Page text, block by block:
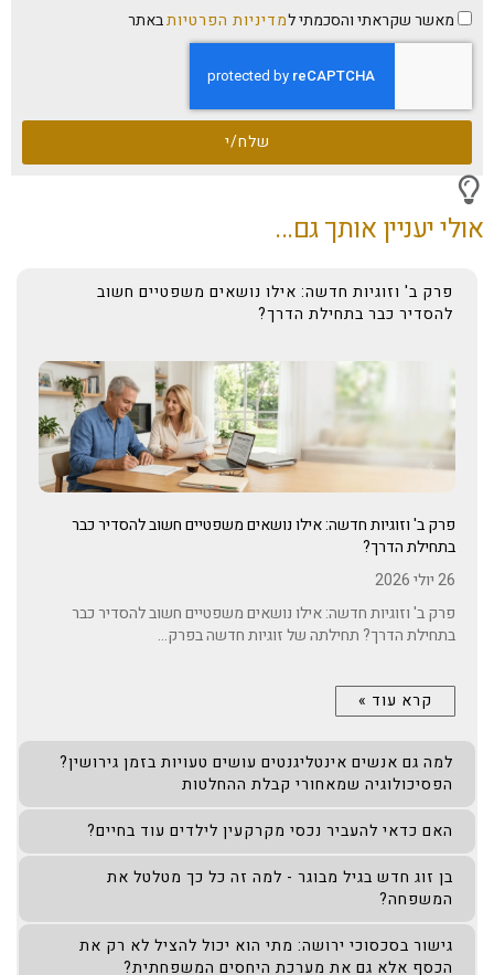
מאשר שקראתי והסכמתי למדיניות הפרטיותבאתר
שלח/י
אולי יעניין אותך גם...
פרק ב' וזוגיות חדשה: אילו נושאים משפטיים חשוב
להסדיר כבר בתחילת הדרך?
פרק ב' וזוגיות חדשה: אילו נושאים משפטיים חשוב להסדיר כבר
בתחילת הדרך?
26 יולי 2026
פרק ב' וזוגיות חדשה: אילו נושאים משפטיים חשוב להסדיר כבר
בתחילת הדרך? תחילתה של זוגיות חדשה בפרק...
קרא עוד »
למה גם אנשים אינטליגנטים עושים טעויות בזמן גירושין?
הפסיכולוגיה שמאחורי קבלת ההחלטות
האם כדאי להעביר נכסי מקרקעין לילדים עוד בחיים?
בן זוג חדש בגיל מבוגר - למה זה כל כך מטלטל את
המשפחה?
גישור בסכסוכי ירושה: מתי הוא יכול להציל לא רק את
הכסף אלא גם את מערכת היחסים המשפחתית?